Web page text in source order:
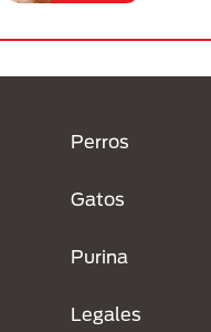
Perros
Gatos
Purina
Legales